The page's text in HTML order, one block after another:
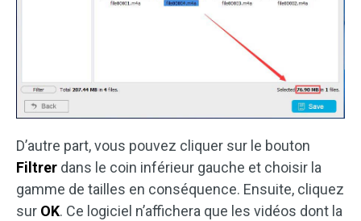
D’autre part, vous pouvez cliquer sur le bouton
Filtrer dans le coin inférieur gauche et choisir la
gamme de tailles en conséquence. Ensuite, cliquez
sur OK. Ce logiciel n’affichera que les vidéos dont la